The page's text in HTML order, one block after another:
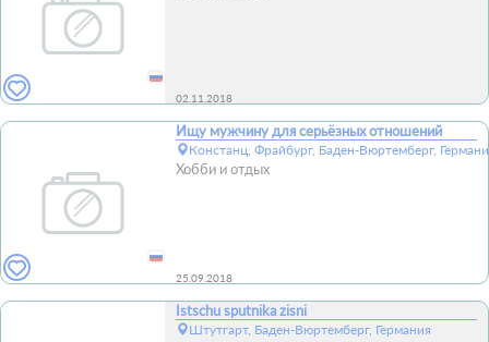
02.11.2018
Ищу мужчину для серьёзных отношений
Констанц, Фрайбург, Баден-Вюртемберг,
Хобби и отдых
25.09.2018
Istschu sputnika zisni
Штутгарт, Баден-Вюртемберг, Германия